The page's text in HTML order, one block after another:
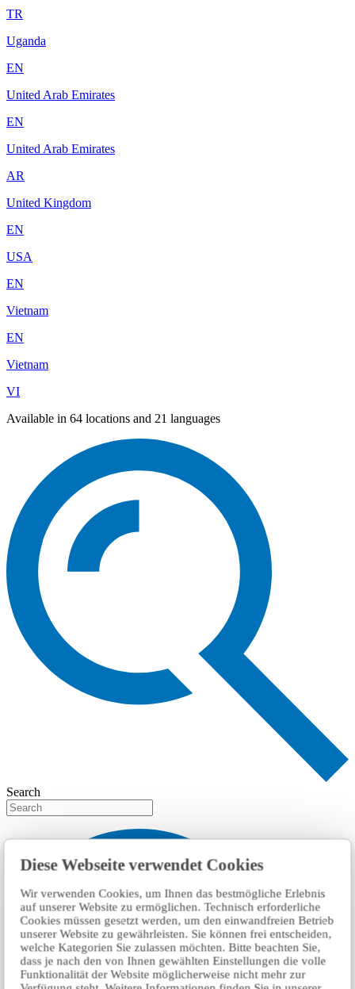
Diese Webseite verwendet Cookies
Wir verwenden Cookies, um Ihnen das bestmögliche Erlebnis
auf unserer Website zu ermöglichen. Technisch erforderliche
Cookies müssen gesetzt werden, um den einwandfreien Betrieb
unserer Website zu gewährleisten. Sie können frei entscheiden,
welche Kategorien Sie zulassen möchten. Bitte beachten Sie,
dass je nach den von Ihnen gewählten Einstellungen die volle
Funktionalität der Website möglicherweise nicht mehr zur
TR
Uganda
EN
United Arab Emirates
EN
United Arab Emirates
AR
United Kingdom
EN
USA
EN
Vietnam
EN
Vietnam
VI
Available in 64 locations and 21 languages
Search